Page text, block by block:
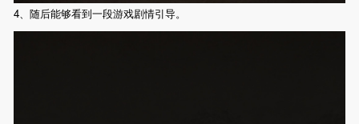
4、随后能够看到一段游戏剧情引导。